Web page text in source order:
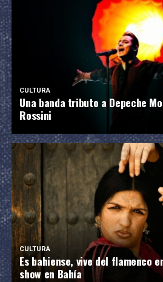
CULTURA
Una banda tributo a Depeche
Rossini
CULTURA
Es bahiense, vive del flamenco
show en Bahía